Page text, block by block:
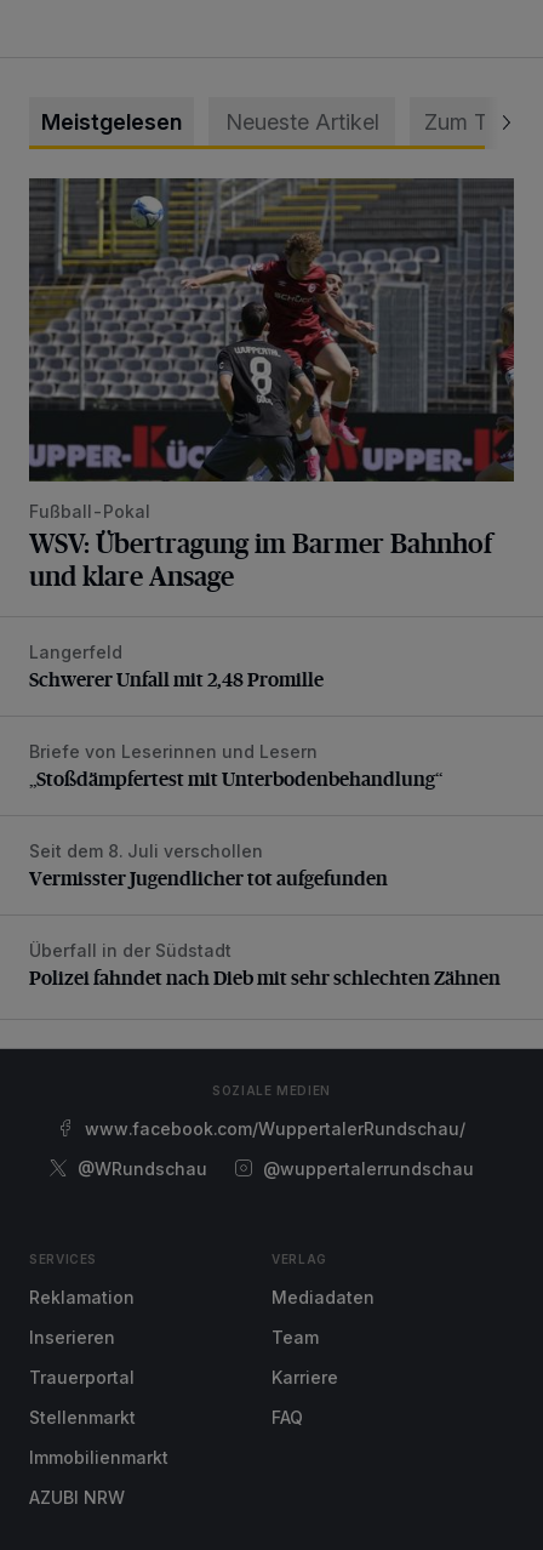
Meistgelesen Neueste Artikel Zum Thema
WSV: Übertragung im Barmer Bahnhof und klare Ansage
Fußball-Pokal
WSV: Übertragung im Barmer Bahnhof
und klare Ansage
Schwerer Unfall mit 2,48 Promille
Langerfeld
Schwerer Unfall mit 2,48 Promille
„Stoßdämpfertest mit Unterbodenbehandlung“
Briefe von Leserinnen und Lesern
„Stoßdämpfertest mit Unterbodenbehandlung“
Vermisster Jugendlicher tot aufgefunden
Seit dem 8. Juli verschollen
Vermisster Jugendlicher tot aufgefunden
Polizei fahndet nach Dieb mit sehr schlechten Zähnen
Überfall in der Südstadt
Polizei fahndet nach Dieb mit sehr schlechten Zähnen
SOZIALE MEDIEN
www.facebook.com/WuppertalerRundschau/
@WRundschau
@wuppertalerrundschau
SERVICES
Reklamation
Inserieren
Trauerportal
Stellenmarkt
Immobilienmarkt
AZUBI NRW
VERLAG
Mediadaten
Team
Karriere
FAQ